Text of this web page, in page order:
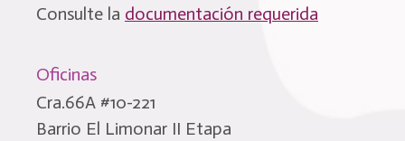
Consulte la documentación requerida
Oficinas
Cra.66A #10-221
Barrio El Limonar II Etapa